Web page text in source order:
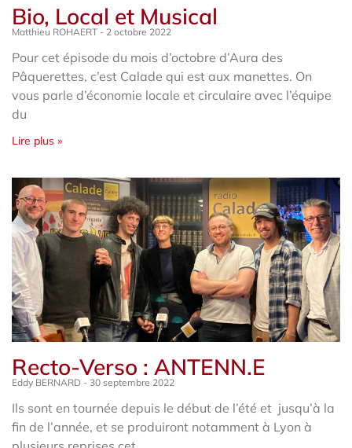
Bio, Local et Musical
Matthieu ROHAERT 2 octobre 2022
Pour cet épisode du mois d’octobre d’Aura des
Pâquerettes, c’est Calade qui est aux manettes. On
vous parle d’économie locale et circulaire avec l’équipe
du
Lire plus »
Recto-Verso : ANTENN.E
Eddy BERNARD 30 septembre 2022
Ils sont en tournée depuis le début de l’été et jusqu’à la
fin de l’année, et se produiront notamment à Lyon à